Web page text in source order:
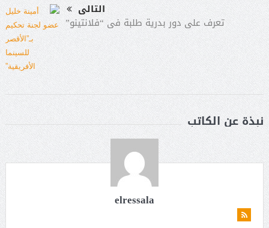
التالى
تعرف على دور بدرية طلبة فى “فلانتينو”
نبذة عن الكاتب
elressala